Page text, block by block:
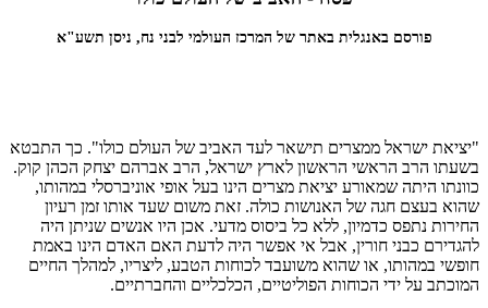
פורסם באנגלית באתר של המרכז העולמי לבני נח, ניסן תשע"א
"יציאת ישראל ממצרים תישאר לעד האביב של העולם כולו". כך התבטא
בשעתו הרב הראשי הראשון לארץ ישראל, הרב אברהם יצחק הכהן קוק.
כוונתו היתה שמאורע יציאת מצרים הינו בעל אופי אוניברסלי במהותו,
שהוא בעצם חגה של האנושות כולה. זאת משום שעד אותו זמן רעיון
החירות נתפס כדמיון, ללא כל ביסוס מדעי. אכן היו אנשים שניתן היה
להגדירם כבני חורין, אבל אי אפשר היה לדעת האם האדם הינו באמת
חופשי במהותו, או שהוא משועבד לכוחות הטבע, ליצריו, למהלך החיים
המוכתב על ידי הכוחות הפוליטיים, הכלכליים והחברתיים.